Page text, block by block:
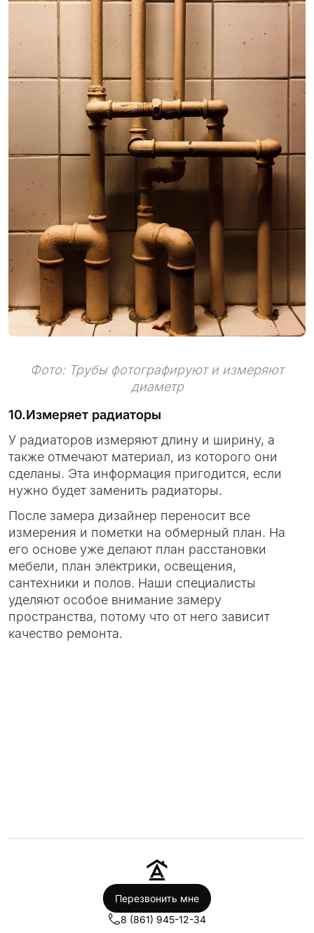
Фото: Трубы фотографируют и измеряют
диаметр
10.Измеряет радиаторы
У радиаторов измеряют длину и ширину, а
также отмечают материал, из которого они
сделаны. Эта информация пригодится, если
нужно будет заменить радиаторы.
После замера дизайнер переносит все
измерения и пометки на обмерный план. На
его основе уже делают план расстановки
мебели, план электрики, освещения,
сантехники и полов. Наши специалисты
уделяют особое внимание замеру
пространства, потому что от него зависит
качество ремонта.
Перезвонить мне
8 (861) 945-12-34